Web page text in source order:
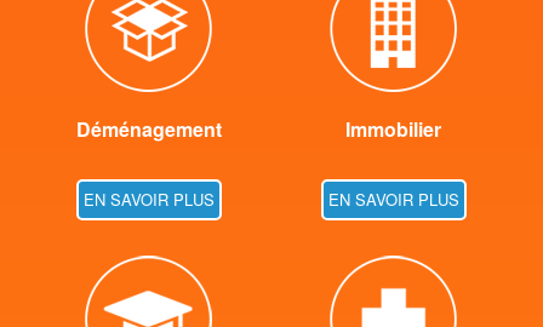
Déménagement
EN SAVOIR PLUS
Immobilier
EN SAVOIR PLUS